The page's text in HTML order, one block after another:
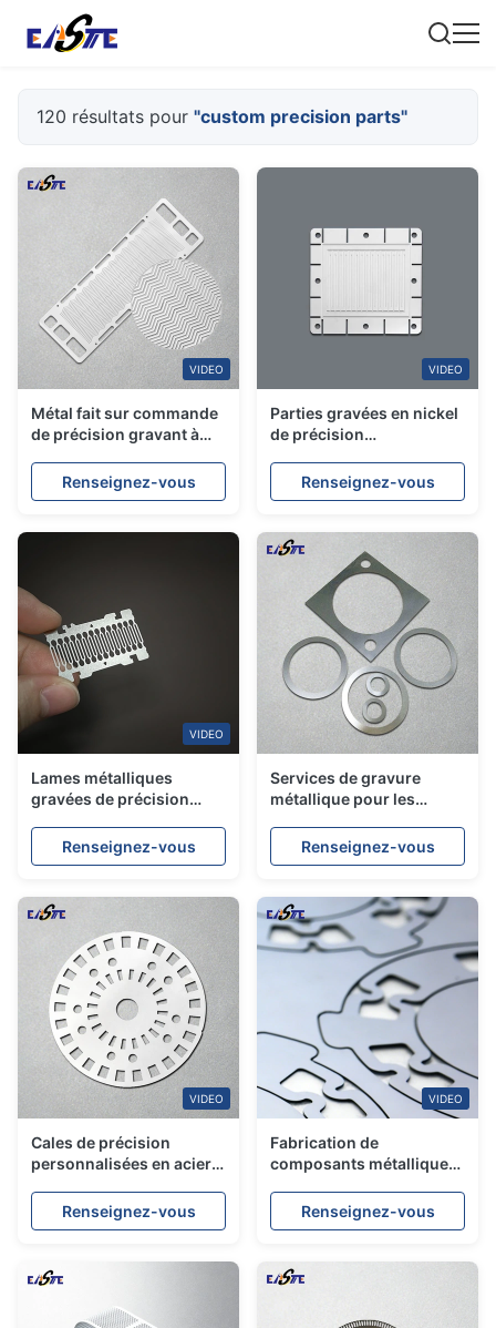
120 résultats pour "custom precision parts"
VIDEO
Métal fait sur commande
de précision gravant à
bipolaires métalliques de
0.5mm à de 2mm pour les
Renseignez-vous
VIDEO
Parties gravées en nickel
de précision
Renseignez-vous
VIDEO
Lames métalliques
gravées de précision
OEM de micro-usinage
chimique
Renseignez-vous
Services de gravure
métallique pour les
inoxydable de précision
personnalisée de 0,01-1,5
Renseignez-vous
VIDEO
Cales de précision
personnalisées en acier
pour applications
industrielles
Renseignez-vous
VIDEO
Fabrication de
composants métalliques
en PCM (Photo Chemical
Machining)
Renseignez-vous